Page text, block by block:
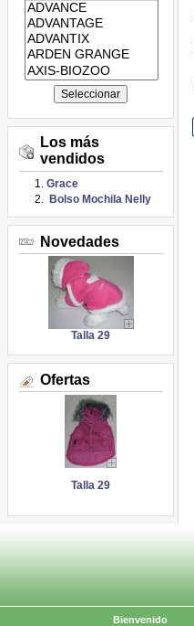
de
marcas:
Los más
vendidos
Grace
Bolso Mochila Nelly
Novedades
Talla 29
Ofertas
Talla 29
Bienvenido